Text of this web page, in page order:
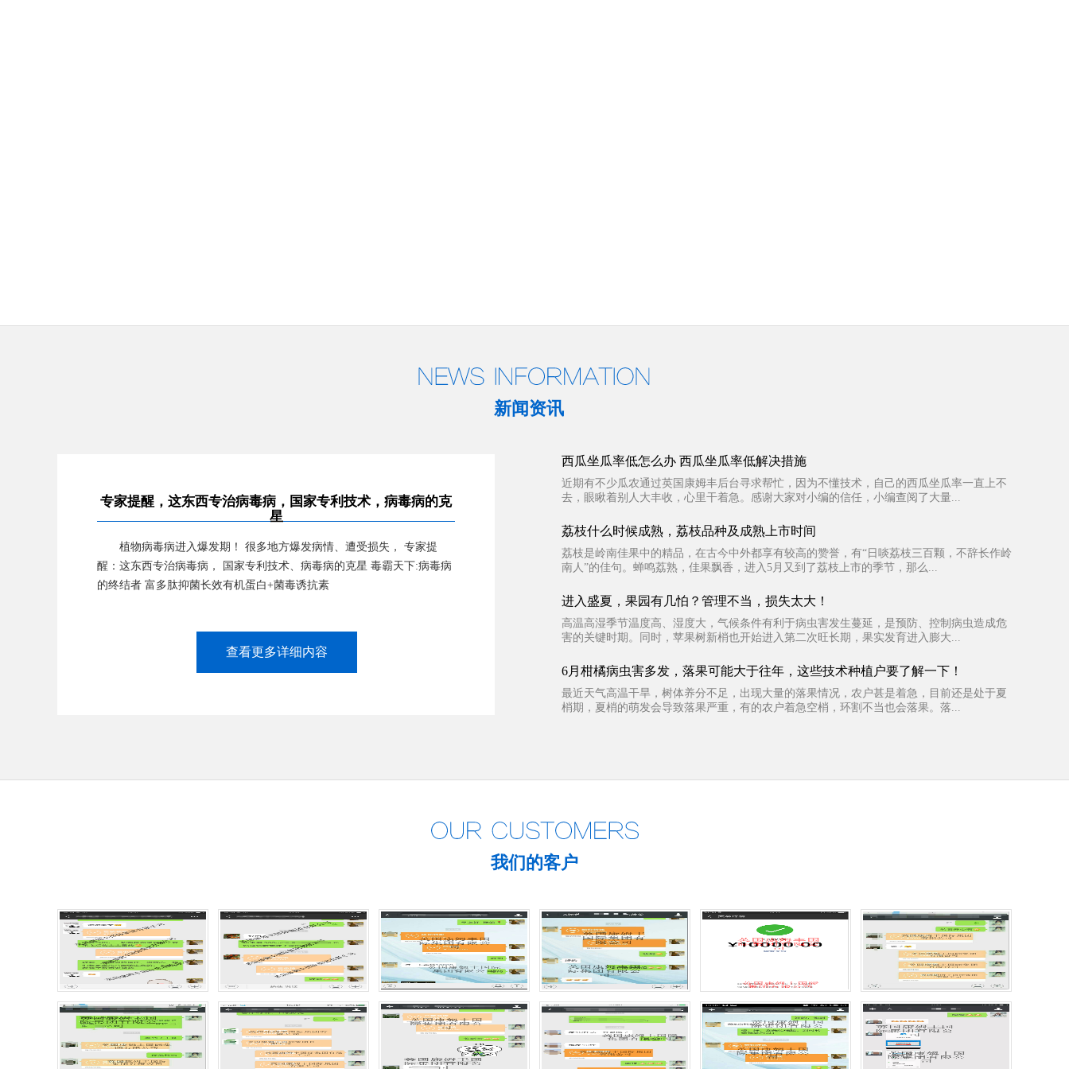
新闻资讯
专家提醒，这东西专治病毒病，国家专利技术，病毒病的克
星
植物病毒病进入爆发期！ 很多地方爆发病情、遭受损失， 专家提
醒：这东西专治病毒病， 国家专利技术、病毒病的克星 毒霸天下:病毒病
的终结者 富多肽抑菌长效有机蛋白+菌毒诱抗素
查看更多详细内容
西瓜坐瓜率低怎么办 西瓜坐瓜率低解决措施
近期有不少瓜农通过英国康姆丰后台寻求帮忙，因为不懂技术，自己的西瓜坐瓜率一直上不
去，眼瞅着别人大丰收，心里干着急。感谢大家对小编的信任，小编查阅了大量...
荔枝什么时候成熟，荔枝品种及成熟上市时间
荔枝是岭南佳果中的精品，在古今中外都享有较高的赞誉，有“日啖荔枝三百颗，不辞长作岭
南人”的佳句。蝉鸣荔熟，佳果飘香，进入5月又到了荔枝上市的季节，那么...
进入盛夏，果园有几怕？管理不当，损失太大！
高温高湿季节温度高、湿度大，气候条件有利于病虫害发生蔓延，是预防、控制病虫造成危
害的关键时期。同时，苹果树新梢也开始进入第二次旺长期，果实发育进入膨大...
6月柑橘病虫害多发，落果可能大于往年，这些技术种植户要了解一下！
最近天气高温干旱，树体养分不足，出现大量的落果情况，农户甚是着急，目前还是处于夏
梢期，夏梢的萌发会导致落果严重，有的农户着急空梢，环割不当也会落果。落...
我们的客户